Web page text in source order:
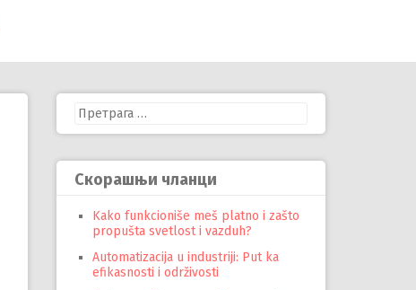
Претрага
за:
Скорашњи чланци
Kako funkcioniše meš platno i zašto
propušta svetlost i vazduh?
Automatizacija u industriji: Put ka
efikasnosti i održivosti